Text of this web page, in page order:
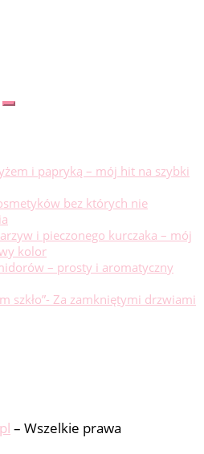
Szukaj
i papryką – mój hit na szybki
bez których nie
i pieczonego kurczaka – mój
kolor
– prosty i aromatyczny
szkło”- Za zamkniętymi drzwiami
– Wszelkie prawa